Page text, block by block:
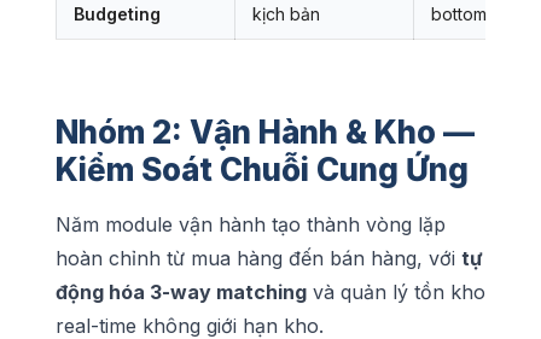
Budgeting
kịch bản
bottom-up
Nhóm 2: Vận Hành & Kho —
Kiểm Soát Chuỗi Cung Ứng
Năm module vận hành tạo thành vòng lặp
hoàn chỉnh từ mua hàng đến bán hàng, với tự
động hóa 3-way matching và quản lý tồn kho
real-time không giới hạn kho.